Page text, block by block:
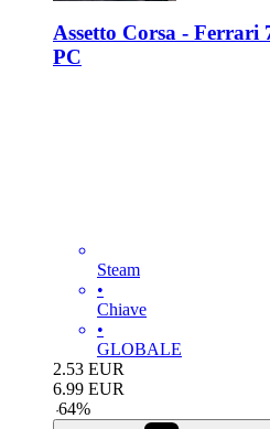
Assetto Corsa - Ferrari
PC
Steam
•
Chiave
•
GLOBALE
2.53 EUR
6.99 EUR
-64%